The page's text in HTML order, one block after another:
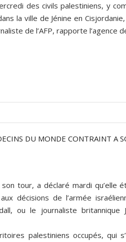
des civils palestiniens, y
la ville de Jénine en
de l’AFP, rapporte l’agence
DU MONDE CONTRAINT A
tour, a déclaré mardi qu’elle
décisions de l’armée
ou le journaliste
palestiniens occupés, qui